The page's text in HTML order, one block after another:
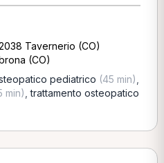
Tavernerio (CO)
(CO)
pediatrico (45 min)
min) ,trattamento osteopatico